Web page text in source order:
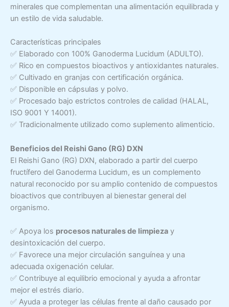
minerales que complementan una alimentación equilibrada y
un estilo de vida saludable.
Características principales
✅ Elaborado con 100% Ganoderma Lucidum (ADULTO).
✅ Rico en compuestos bioactivos y antioxidantes naturales.
✅ Cultivado en granjas con certificación orgánica.
✅ Disponible en cápsulas y polvo.
✅ Procesado bajo estrictos controles de calidad (HALAL,
ISO 9001 Y 14001).
✅ Tradicionalmente utilizado como suplemento alimenticio.
Beneficios del Reishi Gano (RG) DXN
El Reishi Gano (RG) DXN, elaborado a partir del cuerpo
fructífero del Ganoderma Lucidum, es un complemento
natural reconocido por su amplio contenido de compuestos
bioactivos que contribuyen al bienestar general del
organismo.
✅ Apoya los procesos naturales de limpieza y
desintoxicación del cuerpo.
✅ Favorece una mejor circulación sanguínea y una
adecuada oxigenación celular.
✅ Contribuye al equilibrio emocional y ayuda a afrontar
mejor el estrés diario.
✅ Ayuda a proteger las células frente al daño causado por